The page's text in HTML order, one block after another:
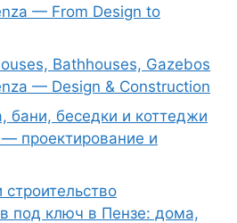
— From Design to
Bathhouses, Gazebos
— Design & Construction
беседки и коттеджи
проектирование и
под ключ в Пензе: дома,